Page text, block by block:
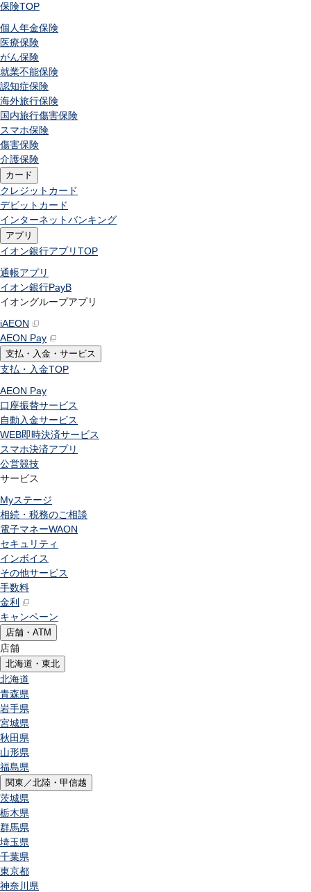
保険TOP
個人年金保険
医療保険
がん保険
就業不能保険
認知症保険
海外旅行保険
国内旅行傷害保険
スマホ保険
傷害保険
介護保険
カード
クレジットカード
デビットカード
インターネットバンキング
アプリ
イオン銀行アプリTOP
通帳アプリ
イオン銀行PayB
イオングループアプリ
iAEON
AEON Pay
支払・入金・サービス
支払・入金TOP
AEON Pay
口座振替サービス
自動入金サービス
WEB即時決済サービス
スマホ決済アプリ
公営競技
サービス
Myステージ
相続・税務のご相談
電子マネーWAON
セキュリティ
インボイス
その他サービス
手数料
金利
キャンペーン
店舗・ATM
店舗
北海道・東北
北海道
青森県
岩手県
宮城県
秋田県
山形県
福島県
関東／北陸・甲信越
茨城県
栃木県
群馬県
埼玉県
千葉県
東京都
神奈川県